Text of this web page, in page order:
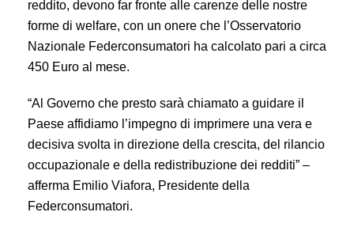
reddito, devono far fronte alle carenze delle nostre
forme di welfare, con un onere che l’Osservatorio
Nazionale Federconsumatori ha calcolato pari a circa
450 Euro al mese.
“Al Governo che presto sarà chiamato a guidare il
Paese affidiamo l’impegno di imprimere una vera e
decisiva svolta in direzione della crescita, del rilancio
occupazionale e della redistribuzione dei redditi” –
afferma Emilio Viafora, Presidente della
Federconsumatori.